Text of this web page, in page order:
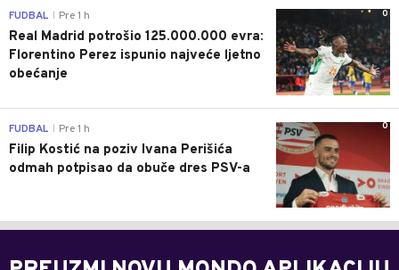
0
FUDBAL Pre 1 h
Real Madrid potrošio 125.000.000 evra:
Florentino Perez ispunio najveće ljetno
obećanje
0
FUDBAL Pre 1 h
Filip Kostić na poziv Ivana Perišića
odmah potpisao da obuče dres PSV-a